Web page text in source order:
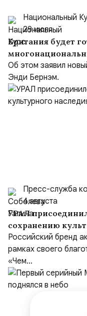
Национальный
29 июля
Британия будет
после
Об этом заявил
Энди Бернэм.
Пресс-служба
4 августа
УРАЛ
сохранению
Российский бренд
рамках своего
«Чем...